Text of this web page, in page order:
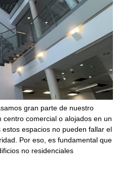
gran parte de nuestro
comercial o alojados en un
espacios no pueden fallar el
Por eso, es fundamental que
no residenciales